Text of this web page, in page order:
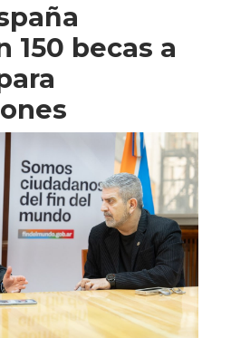
150 becas a